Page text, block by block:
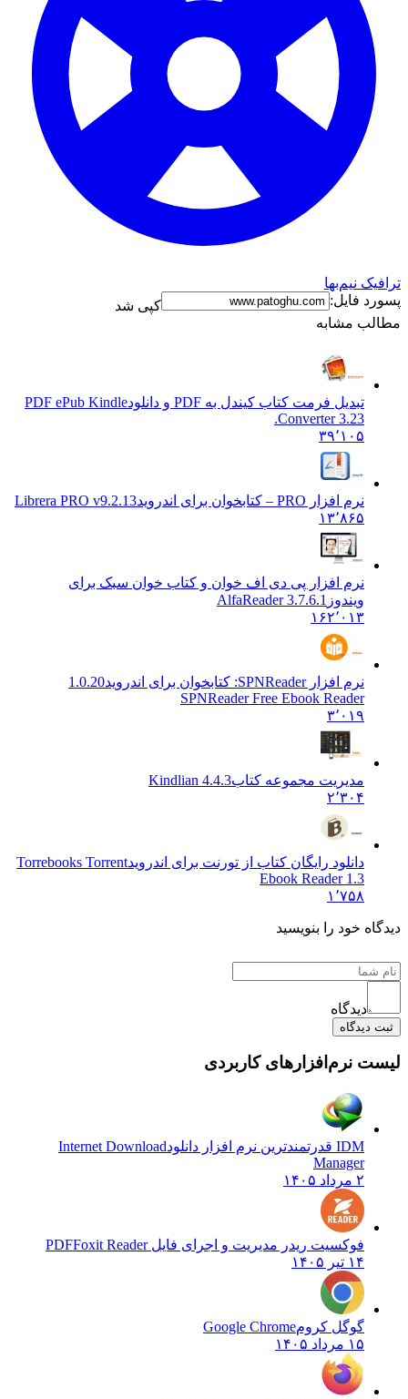
ترافیک نیم‌بها
پسورد فایل:
کپی شد
مطالب مشابه
تبدیل فرمت کتاب کیندل به PDF و دانلود
PDF ePub Kindle
Converter 3.23.
۳۹٬۱۰۵
نرم افزار PRO – کتابخوان برای اندروید
Librera PRO v9.2.13
۱۳٬۸۶۵
نرم افزار پی دی اف خوان و کتاب خوان سبک برای
ویندوز AlfaReader 3.7.6.1
۱۶۲٬۰۱۳
نرم افزار SPNReader: کتابخوان برای اندروید
1.0.20
SPNReader Free Ebook Reader
۳٬۰۱۹
مدیریت مجموعه کتابKindlian 4.4.3
۲٬۳۰۴
دانلود رایگان کتاب از تورنت برای اندرویدTorrebooks Torrent
Ebook Reader 1.3
۱٬۷۵۸
دیدگاه خود را بنویسید
دیدگاه
ثبت دیدگاه
لیست نرم‌افزارهای کاربردی
IDM قدرتمندترین نرم افزار دانلود
Internet Download
Manager
۲ مرداد ۱۴۰۵
فوکسیت ریدر مدیریت و اجرای فایل PDFFoxit Reader
۱۴ تیر ۱۴۰۵
گوگل کرومGoogle Chrome
۱۵ مرداد ۱۴۰۵